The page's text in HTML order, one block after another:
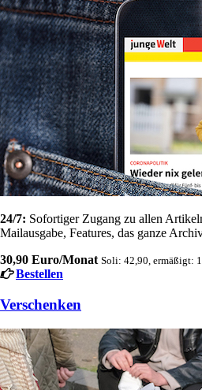
24/7: Sofortiger Zugang zu allen
Mailausgabe, Features, das ganze
30,90 Euro/Monat Soli: 42,90, ermäßigt:
Bestellen
Verschenken